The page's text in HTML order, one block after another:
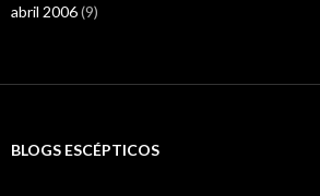
abril 2006(9)
BLOGS ESCÉPTICOS